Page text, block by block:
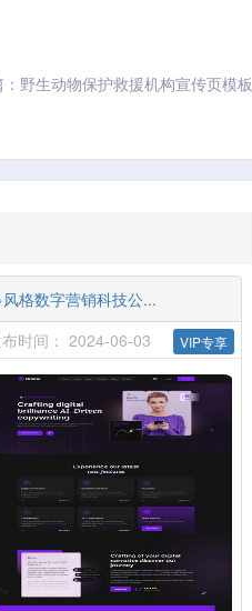
野生动物保护救援机构宣传页模板
风格数字营销科技公...
时间： 2024-06-03
VIP专享